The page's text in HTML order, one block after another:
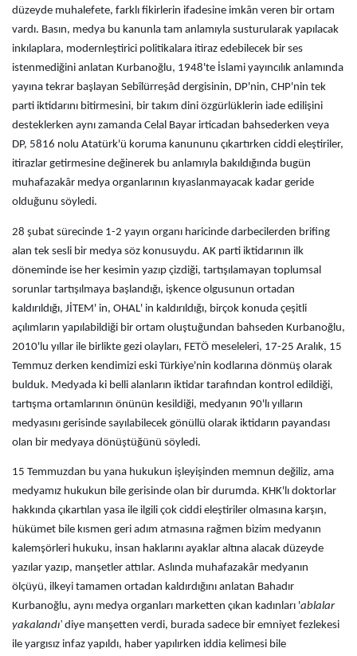
düzeyde muhalefete, farklı fikirlerin ifadesine imkân veren bir ortam
vardı. Basın, medya bu kanunla tam anlamıyla susturularak yapılacak
inkılaplara, modernleştirici politikalara itiraz edebilecek bir ses
istenmediğini anlatan Kurbanoğlu, 1948'te İslami yayıncılık anlamında
yayına tekrar başlayan Sebîlürreşâd dergisinin, DP'nin, CHP'nin tek
parti iktidarını bitirmesini, bir takım dini özgürlüklerin iade edilişini
desteklerken aynı zamanda Celal Bayar irticadan bahsederken veya
DP, 5816 nolu Atatürk'ü koruma kanununu çıkartırken ciddi eleştiriler,
itirazlar getirmesine değinerek bu anlamıyla bakıldığında bugün
muhafazakâr medya organlarının kıyaslanmayacak kadar geride
olduğunu söyledi.
28 şubat sürecinde 1-2 yayın organı haricinde darbecilerden brifing
alan tek sesli bir medya söz konusuydu. AK parti iktidarının ilk
döneminde ise her kesimin yazıp çizdiği, tartışılamayan toplumsal
sorunlar tartışılmaya başlandığı, işkence olgusunun ortadan
kaldırıldığı, JİTEM' in, OHAL' in kaldırıldığı, birçok konuda çeşitli
açılımların yapılabildiği bir ortam oluştuğundan bahseden Kurbanoğlu,
2010'lu yıllar ile birlikte gezi olayları, FETÖ meseleleri, 17-25 Aralık, 15
Temmuz derken kendimizi eski Türkiye'nin kodlarına dönmüş olarak
bulduk. Medyada ki belli alanların iktidar tarafından kontrol edildiği,
tartışma ortamlarının önünün kesildiği, medyanın 90'lı yılların
medyasını gerisinde sayılabilecek gönüllü olarak iktidarın payandası
olan bir medyaya dönüştüğünü söyledi.
15 Temmuzdan bu yana hukukun işleyişinden memnun değiliz, ama
medyamız hukukun bile gerisinde olan bir durumda. KHK'lı doktorlar
hakkında çıkartılan yasa ile ilgili çok ciddi eleştiriler olmasına karşın,
hükümet bile kısmen geri adım atmasına rağmen bizim medyanın
kalemşörleri hukuku, insan haklarını ayaklar altına alacak düzeyde
yazılar yazıp, manşetler attılar. Aslında muhafazakâr medyanın
ölçüyü, ilkeyi tamamen ortadan kaldırdığını anlatan Bahadır
Kurbanoğlu, aynı medya organları marketten çıkan kadınları 'ablalar
yakalandı' diye manşetten verdi, burada sadece bir emniyet fezlekesi
ile yargısız infaz yapıldı, haber yapılırken iddia kelimesi bile